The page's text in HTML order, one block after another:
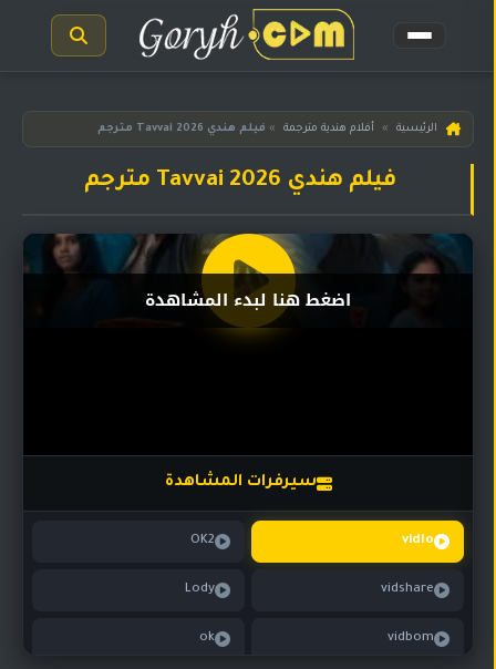
الرئيسية
مسلسلات
مسلسلات
تركي
مترجم
تركي
كورية
الرئيسية » أفلام هندية مترجمة » فيلم هندي Tavvai 2026 مترجم
فيلم هندي Tavvai 2026 مترجم
سيرفرات المشاهدة
vidlo
OK2
vidshare
Lody
vidbom
ok
اضغط هنا لبدء المشاهدة